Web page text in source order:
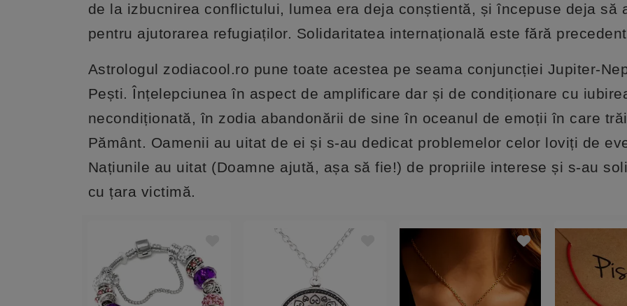
de la izbucnirea conflictului, lumea era deja conștientă, și începuse deja să
pentru ajutorarea refugiaților. Solidaritatea internațională este fără
Astrologul zodiacool.ro pune toate acestea pe seama conjuncției Jupiter-
Pești. Înțelepciunea în aspect de amplificare dar și de condiționare cu
necondiționată, în zodia abandonării de sine în oceanul de emoții în care
Pământ. Oamenii au uitat de ei și s-au dedicat problemelor celor loviți de
Națiunile au uitat (Doamne ajută, așa să fie!) de propriile interese și s-au
cu țara victimă.